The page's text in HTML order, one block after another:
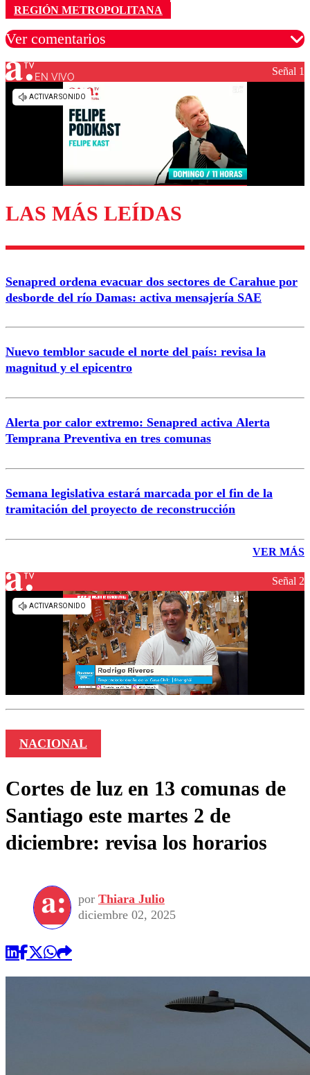
REGIÓN METROPOLITANA
Ver comentarios
Los comentarios son moderados para garantizar un
diálogo respetuoso.
Enviar comentario
EN VIVO Señal 1
LAS MÁS LEÍDAS
Senapred ordena evacuar dos sectores de Carahue por
desborde del río Damas: activa mensajería SAE
Nuevo temblor sacude el norte del país: revisa la
magnitud y el epicentro
Alerta por calor extremo: Senapred activa Alerta
Temprana Preventiva en tres comunas
Semana legislativa estará marcada por el fin de la
tramitación del proyecto de reconstrucción
VER MÁS
Señal 2
NACIONAL
Cortes de luz en 13 comunas de
Santiago este martes 2 de
diciembre: revisa los horarios
por Thiara Julio
diciembre 02, 2025